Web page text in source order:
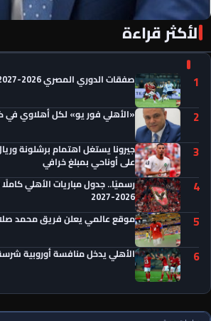
«الأهلي فور يو» لكل أهلاوي في كل مكان
الأكثر قراءة
1 صفقات الدوري المصري 2026-2027.. أحدث تعاقدات الأندية
2 «الأهلي فور يو» لكل أهلاوي
3 جيرونا يستغل اهتمام برشلونة
على أوناحي بمبلغ خرافي
4 رسميًا.. جدول مباريات الأهلي
2026-2027
5 موقع عالمي يعلن فريق محمد
6 الأهلي يدخل منافسة أوروبية